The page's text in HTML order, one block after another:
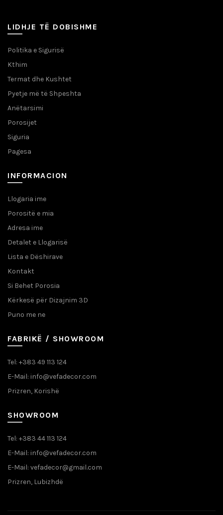
LIDHJE TË DOBISHME
Politika e Sigurisë
Kthim
Termat dhe Kushtet
Pyetje më të Shpeshta
Anëtarsimi
Porosijet
Siguria
Pagesa
INFORMACION
Llogaria ime
Porositë e mia
Adresa ime
Detalet e Llogarisë
Lista e Dëshirave
Kontakt
Si Behet Porosia
Kërkesë për Dizajnim 3D
Puno me ne
FABRIKË / SHOWROOM
Tel: +383 49 113 124
E-Mail: info@vefadecor.com
Prizren, Korishë
SHOWROOM
Tel: +383 44 113 124
E-Mail: info@vefadecor.com
E-Mail: vefadecor@gmail.com
Prizren, Lubizhdë